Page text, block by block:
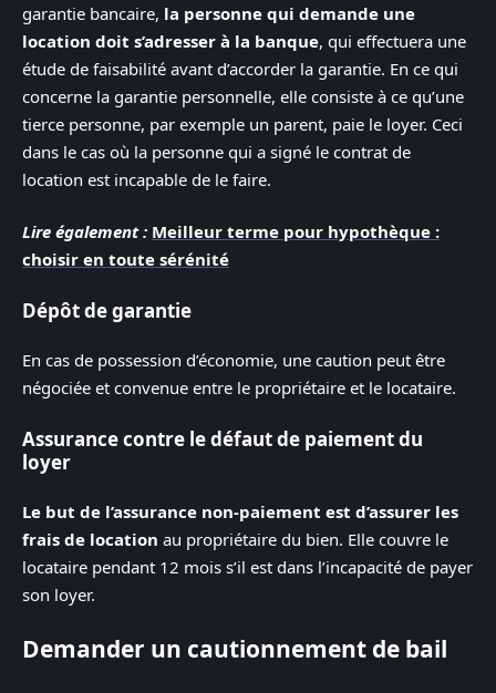
garantie bancaire, la personne qui demande une
location doit s’adresser à la banque, qui effectuera une
étude de faisabilité avant d’accorder la garantie. En ce qui
concerne la garantie personnelle, elle consiste à ce qu’une
tierce personne, par exemple un parent, paie le loyer. Ceci
dans le cas où la personne qui a signé le contrat de
location est incapable de le faire.
Lire également : Meilleur terme pour hypothèque :
choisir en toute sérénité
Dépôt de garantie
En cas de possession d’économie, une caution peut être
négociée et convenue entre le propriétaire et le locataire.
Assurance contre le défaut de paiement du
loyer
Le but de l’assurance non-paiement est d’assurer les
frais de location au propriétaire du bien. Elle couvre le
locataire pendant 12 mois s’il est dans l’incapacité de payer
son loyer.
Demander un cautionnement de bail